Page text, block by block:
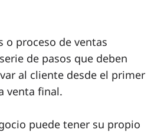
o proceso de ventas
de pasos que deben
al cliente desde el primer
venta final.
puede tener su propio